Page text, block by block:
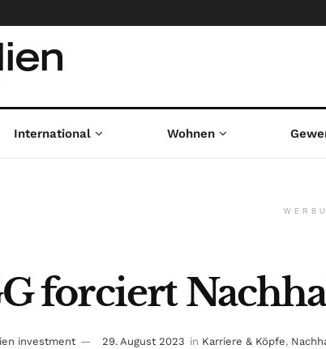
International Wohnen
forciert
investment 29. August 2023 in Karriere & Köpfe,